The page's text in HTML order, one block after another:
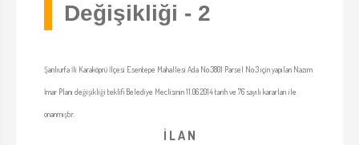
Değişikliği - 2
Şanlıurfa İli Karaköprü İlçesi Esentepe Mahallesi Ada No:3801 Parsel No:3 için yapılan Nazım
İmar Planı değişikliği teklifi Belediye Meclisinin 11.06.2014 tarih ve 76 sayılı kararları ile
onanmıştır.
İ L A N